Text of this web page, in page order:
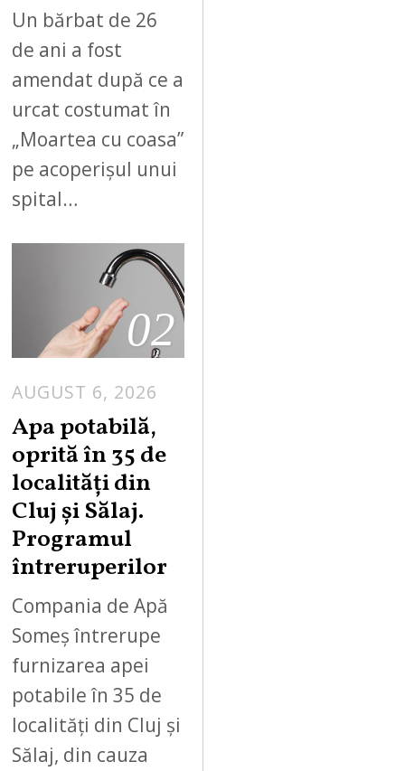
Un bărbat de 26
de ani a fost
amendat după ce a
urcat costumat în
„Moartea cu coasa”
pe acoperișul unui
spital…
02
AUGUST 6, 2026
Apa potabilă,
oprită în 35 de
localități din
Cluj și Sălaj.
Programul
întreruperilor
Compania de Apă
Someș întrerupe
furnizarea apei
potabile în 35 de
localități din Cluj și
Sălaj, din cauza